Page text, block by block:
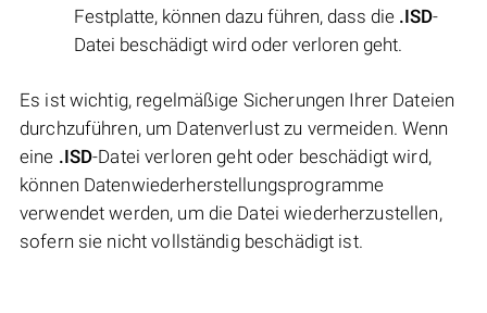
Festplatte, können dazu führen, dass die .ISD-
Datei beschädigt wird oder verloren geht.
Es ist wichtig, regelmäßige Sicherungen Ihrer Dateien
durchzuführen, um Datenverlust zu vermeiden. Wenn
eine .ISD-Datei verloren geht oder beschädigt wird,
können Datenwiederherstellungsprogramme
verwendet werden, um die Datei wiederherzustellen,
sofern sie nicht vollständig beschädigt ist.